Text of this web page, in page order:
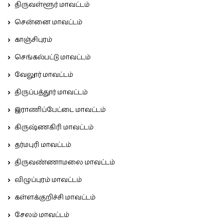
திருவள்ளூர் மாவட்டம்
சென்னை மாவட்டம்
காஞ்சிபுரம்
செங்கல்பட்டு மாவட்டம்
வேலூர் மாவட்டம்
திருப்பத்தூர் மாவட்டம்
இராணிப்பேட்டை மாவட்டம்
கிருஷ்ணகிரி மாவட்டம்
தர்மபுரி மாவட்டம்
திருவண்ணாமலை மாவட்டம்
விழுப்புரம் மாவட்டம்
கள்ளக்குறிச்சி மாவட்டம்
சேலம் மாவட்டம்